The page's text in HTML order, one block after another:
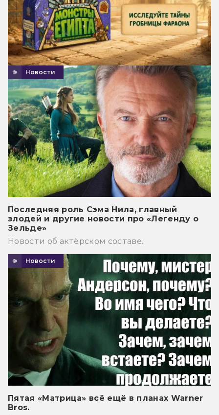
Новости
Последняя роль Сэма Нила, главный
злодей и другие новости про «Легенду о
Зельде»
Новости об актёрском составе.
Новости
Пятая «Матрица» всё ещё в планах Warner
Bros.